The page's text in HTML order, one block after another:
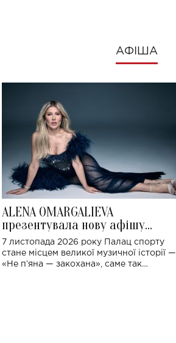
АФІША
ALENA OMARGALIEVA
презентувала нову афішу
великого концерту в Палаці
спорту
7 листопада 2026 року Палац спорту
стане місцем великої музичної історії —
«Не пʼяна — закохана», саме так